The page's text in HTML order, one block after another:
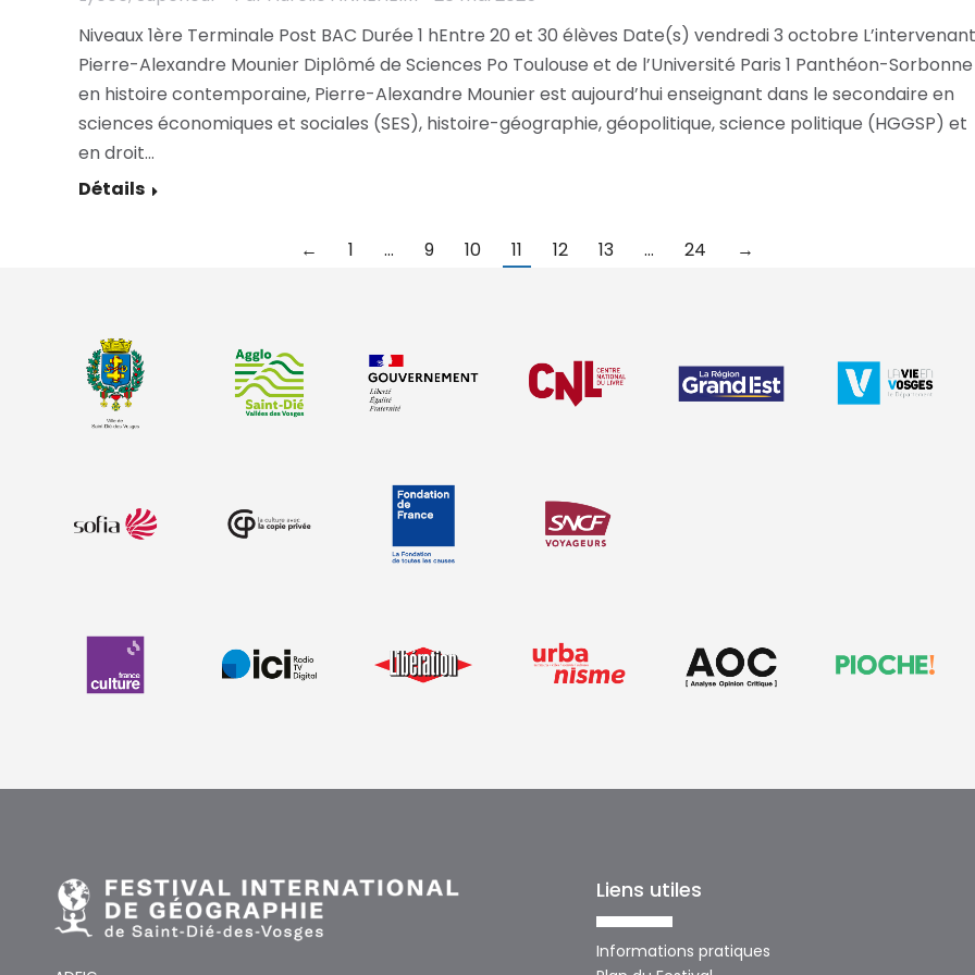
Niveaux 1ère Terminale Post BAC Durée 1 hEntre 20 et 30 élèves Date(s) vendredi 3 octobre L’intervenant
Pierre-Alexandre Mounier Diplômé de Sciences Po Toulouse et de l’Université Paris 1 Panthéon-Sorbonne
en histoire contemporaine, Pierre-Alexandre Mounier est aujourd’hui enseignant dans le secondaire en
sciences économiques et sociales (SES), histoire-géographie, géopolitique, science politique (HGGSP) et
en droit…
Détails
← 1 … 9 10 11 12 13 … 24 →
Liens utiles
Informations pratiques